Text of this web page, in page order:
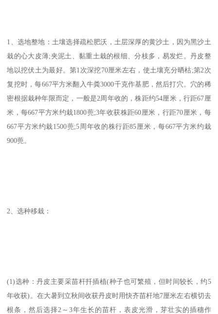
1、选地整地：土壤选择疏松肥沃，土层深厚的黄沙土，因为黑沙土
栽的心大皮薄;夹泥土、黏重土栽的根细、分枝多，易发烂。丹皮整
地以挖伏土为最好。第1次深挖70厘米左右，使土壤充分晒枯;第2次
复挖时，每667平方米翻入牛粪3000千克作基肥，然后打穴。穴的稀
密根据栽种年限而定，一般是2周年收的，株距约54厘米，行距67厘
米，每667平方米约栽1800蔸;3年收获株距60厘米，行距70厘米，每
667平方米约栽1500蔸;5周年收的株行距85厘米，每667平方米约栽
900蔸。
2、选种移栽：
(1)选种：丹皮主要采苗杆扦插植(种子也可繁殖，但时间较长，约5
年收获)。在大暑到立秋间收获丹皮时用快齐苗杆地7厘米左右横切去
根条，然后选择2～3年生长的苗杆，表皮光滑，芽壮实的插穗作